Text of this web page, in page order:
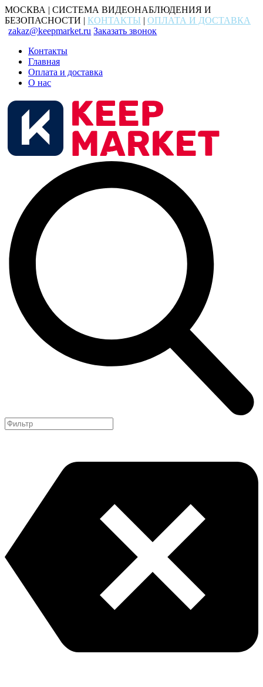
МОСКВА | СИСТЕМА ВИДЕОНАБЛЮДЕНИЯ И
БЕЗОПАСНОСТИ | КОНТАКТЫ | ОПЛАТА И ДОСТАВКА
zakaz@keepmarket.ru Заказать звонок
Контакты
Главная
Оплата и доставка
О нас